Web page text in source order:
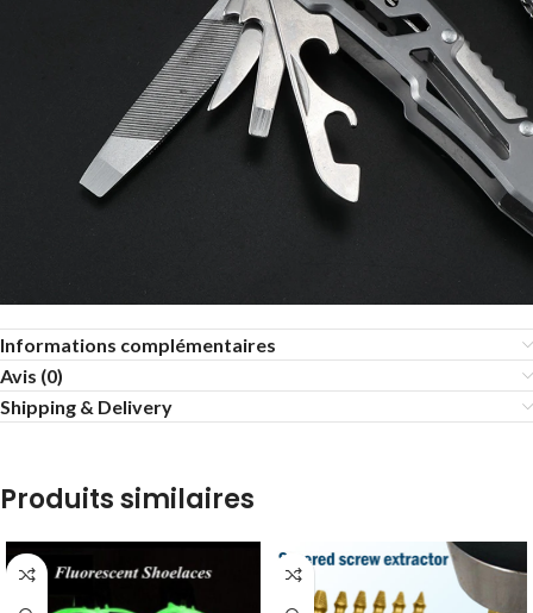
Informations complémentaires
Avis (0)
Shipping & Delivery
Produits similaires